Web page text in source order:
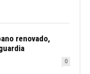
renovado,
0